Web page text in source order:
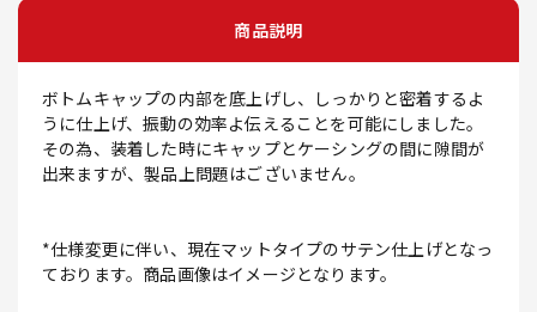
商品説明
ボトムキャップの内部を底上げし、しっかりと密着するよ
うに仕上げ、振動の効率よ伝えることを可能にしました。
その為、装着した時にキャップとケーシングの間に隙間が
出来ますが、製品上問題はございません。
*仕様変更に伴い、現在マットタイプのサテン仕上げとなっ
ております。商品画像はイメージとなります。